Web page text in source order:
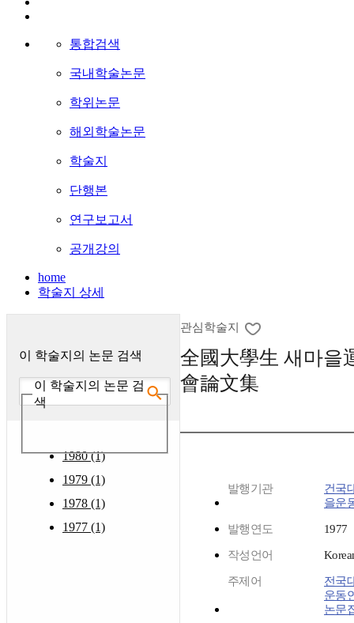
통합검색
국내학술논문
학위논문
해외학술논문
학술지
단행본
연구보고서
공개강의
home
학술지 상세
이 학술지의 논문 검색
이 학술지의 논문 검
색
1980 (1)
1979 (1)
1978 (1)
1977 (1)
관심학술지
全國大學生 새마을
會論文集
발행기관
건국
을운
발행연도 1977
작성언어
주제어
전국
운동
논문